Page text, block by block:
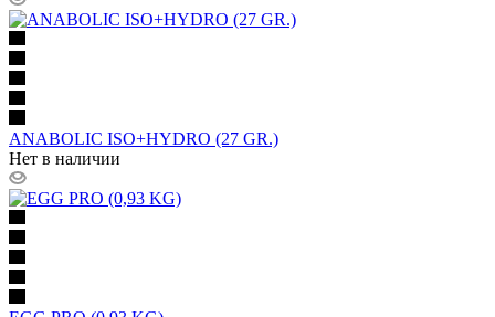
ANABOLIC ISO+HYDRO (27 GR.)
Нет в наличии